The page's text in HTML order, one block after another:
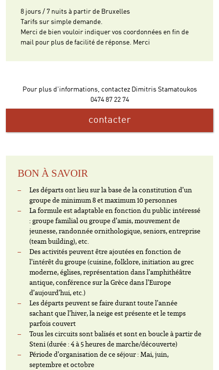
8 jours / 7 nuits à partir de Bruxelles
Tarifs sur simple demande.
Merci de bien vouloir indiquer vos coordonnées en fin de
mail pour plus de facilité de réponse. Merci
Pour plus d'informations, contactez Dimitris Stamatoukos
0474 87 22 74
contacter
BON À SAVOIR
Les départs ont lieu sur la base de la constitution d’un
groupe de minimum 8 et maximum 10 personnes
La formule est adaptable en fonction du public intéressé
: groupe familial ou groupe d’amis, mouvement de
jeunesse, randonnée ornithologique, seniors, entreprise
(team building), etc.
Des activités peuvent être ajoutées en fonction de
l’intérêt du groupe (cuisine, folklore, initiation au grec
moderne, églises, représentation dans l’amphithéâtre
antique, conférence sur la Grèce dans l’Europe
d’aujourd’hui, etc.)
Les départs peuvent se faire durant toute l’année
sachant que l’hiver, la neige est présente et le temps
parfois couvert
Tous les circuits sont balisés et sont en boucle à partir de
Steni (durée : 4 à 5 heures de marche/découverte)
Période d’organisation de ce séjour : Mai, juin,
septembre et octobre